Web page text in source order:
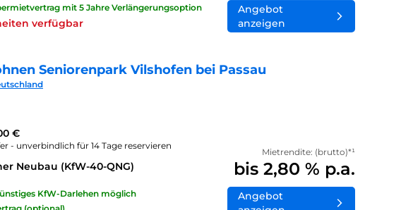
mit 5 Jahre Verlängerungsoption
verfügbar
Angebot
anzeigen
Seniorenpark Vilshofen bei Passau
€
- unverbindlich für 14 Tage reservieren
Neubau (KfW-40-QNG)
KfW-Darlehen möglich
Mietrendite: (brutto)*¹
bis 2,80 % p.a.
Angebot